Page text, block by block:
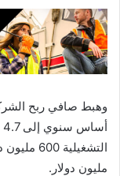
مليون دولار.